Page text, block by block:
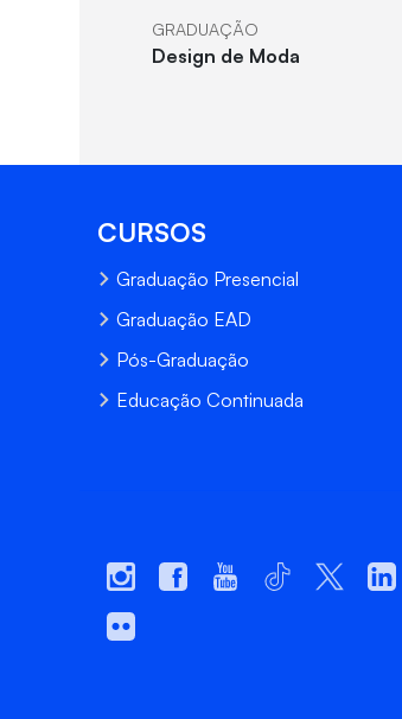
GRADUAÇÃO
Design de Moda
CURSOS
Graduação Presencial
Graduação EAD
Pós-Graduação
Educação Continuada